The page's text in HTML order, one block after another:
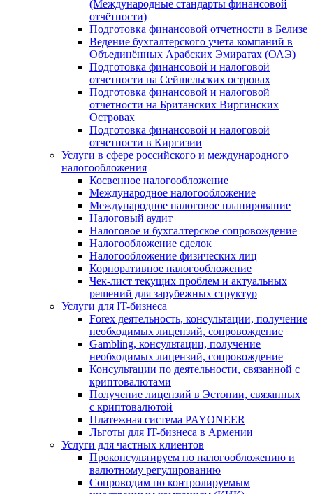
(Международные стандарты финансовой
отчётности)
Подготовка финансовой отчетности в Белизе
Ведение бухгалтерского учета компаний в
Объединённых Арабских Эмиратах (ОАЭ)
Подготовка финансовой и налоговой
отчетности на Сейшельских островах
Подготовка финансовой и налоговой
отчетности на Британских Виргинских
Островах
Подготовка финансовой и налоговой
отчетности в Киргизии
Услуги в сфере российского и международного
налогообложения
Косвенное налогообложение
Международное налогообложение
Международное налоговое планирование
Налоговый аудит
Налоговое и бухгалтерское сопровождение
Налогообложение сделок
Налогообложение физических лиц
Корпоративное налогообложение
Чек-лист текущих проблем и актуальных
решений для зарубежных структур
Услуги для IT-бизнеса
Forex деятельность, консультации, получение
необходимых лицензий, сопровождение
Gambling, консультации, получение
необходимых лицензий, сопровождение
Консультации по деятельности, связанной с
криптовалютами
Получение лицензий в Эстонии, связанных
с криптовалютой
Платежная система PAYONEER
Льготы для IT-бизнеса в Армении
Услуги для частных клиентов
Проконсультируем по налогообложению и
валютному регулированию
Сопроводим по контролируемым